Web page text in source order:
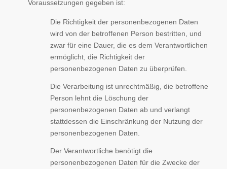
Voraussetzungen gegeben ist:
Die Richtigkeit der personenbezogenen Daten
wird von der betroffenen Person bestritten, und
zwar für eine Dauer, die es dem Verantwortlichen
ermöglicht, die Richtigkeit der
personenbezogenen Daten zu überprüfen.
Die Verarbeitung ist unrechtmäßig, die betroffene
Person lehnt die Löschung der
personenbezogenen Daten ab und verlangt
stattdessen die Einschränkung der Nutzung der
personenbezogenen Daten.
Der Verantwortliche benötigt die
personenbezogenen Daten für die Zwecke der